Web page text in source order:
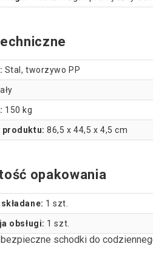
Stal, tworzywo PP
150 kg
produktu: 86,5 x 44,5 x 4,5 cm
opakowania
1 szt.
obsługi: 1 szt.
schodki do